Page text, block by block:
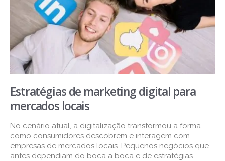
Estratégias de marketing digital para
mercados locais
No cenário atual, a digitalização transformou a forma
como consumidores descobrem e interagem com
empresas de mercados locais. Pequenos negócios que
antes dependiam do boca a boca e de estratégias